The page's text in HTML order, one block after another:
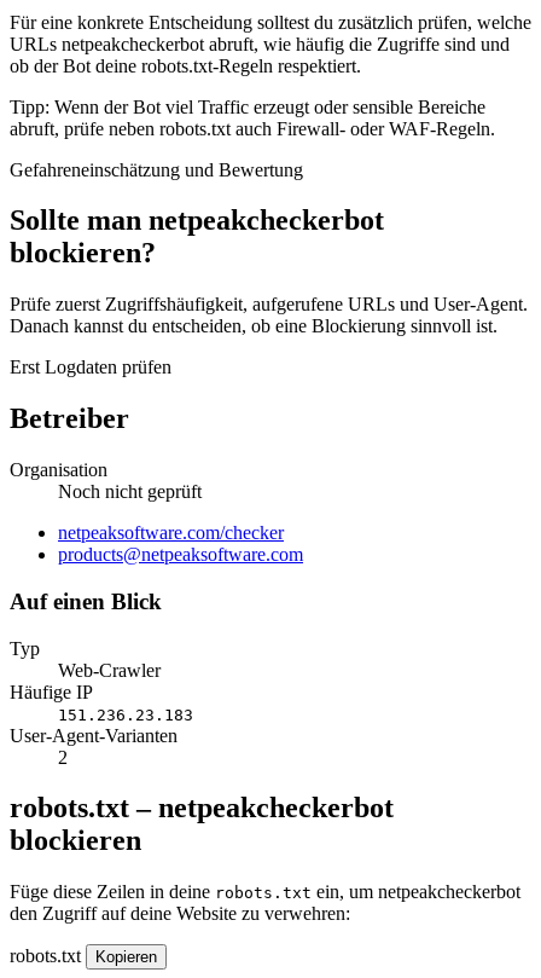
Für eine konkrete Entscheidung solltest du zusätzlich prüfen, welche
URLs netpeakcheckerbot abruft, wie häufig die Zugriffe sind und
ob der Bot deine robots.txt-Regeln respektiert.
Tipp: Wenn der Bot viel Traffic erzeugt oder sensible Bereiche
abruft, prüfe neben robots.txt auch Firewall- oder WAF-Regeln.
Gefahreneinschätzung und Bewertung
Sollte man netpeakcheckerbot
blockieren?
Prüfe zuerst Zugriffshäufigkeit, aufgerufene URLs und User-Agent.
Danach kannst du entscheiden, ob eine Blockierung sinnvoll ist.
Erst Logdaten prüfen
Betreiber
Organisation
Noch nicht geprüft
Website
netpeaksoftware.com/checker
E-
products@netpeaksoftware.com
Auf einen Blick
Typ
Web-Crawler
Häufige IP
151.236.23.183
User-Agent-Varianten
2
robots.txt – netpeakcheckerbot
blockieren
Füge diese Zeilen in deine robots.txt ein, um netpeakcheckerbot
den Zugriff auf deine Website zu verwehren:
robots.txt Kopieren